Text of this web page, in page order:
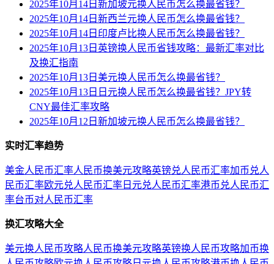
2025年10月14日新加坡元换人民币怎么换最省钱？
2025年10月14日新西兰元换人民币怎么换最省钱？
2025年10月14日印度卢比换人民币怎么换最省钱？
2025年10月13日英镑换人民币省钱攻略：最新汇率对比
及换汇指南
2025年10月13日美元换人民币怎么换最省钱？
2025年10月13日日元换人民币怎么换最省钱？JPY转
CNY最佳汇率攻略
2025年10月12日新加坡元换人民币怎么换最省钱？
实时汇率趋势
美金人民币汇率人民币换美元攻略英镑兑人民币汇率加币兑人
民币汇率欧元兑人民币汇率 日元兑人民币汇率港币兑人民币汇
率台币对人民币汇率
换汇攻略大全
美元换人民币攻略人民币换美元攻略英镑换人民币攻略加币换